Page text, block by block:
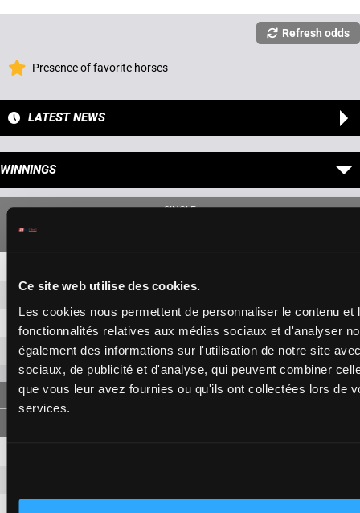
Ce site web utilise des cookies.
Les cookies nous permettent de personnaliser le contenu
fonctionnalités relatives aux médias sociaux et d'analyser
également des informations sur l'utilisation de notre site
sociaux, de publicité et d'analyse, qui peuvent combiner
que vous leur avez fournies ou qu'ils ont collectées lors de
services.
Refresh odds
Presence of favorite horses
LATEST NEWS
WINNINGS
SINGLE
9 3,30 €
16 9,60 €
FORECAST